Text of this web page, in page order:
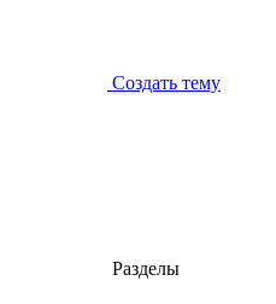
Создать тему
Разделы